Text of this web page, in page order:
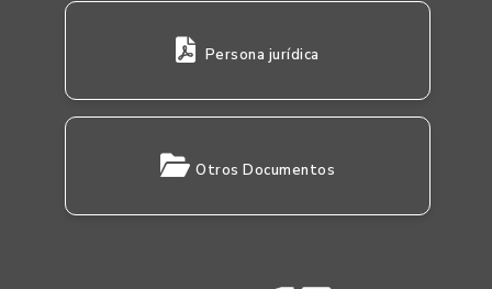
Persona jurídica
Otros Documentos